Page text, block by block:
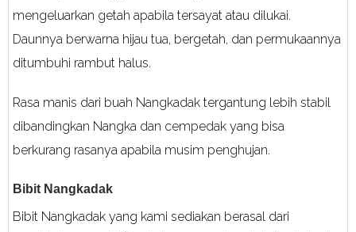
mengeluarkan getah apabila tersayat atau dilukai.
Daunnya berwarna hijau tua, bergetah, dan permukaannya
ditumbuhi rambut halus.
Rasa manis dari buah Nangkadak tergantung lebih stabil
dibandingkan Nangka dan cempedak yang bisa
berkurang rasanya apabila musim penghujan.
Bibit Nangkadak
Bibit Nangkadak yang kami sediakan berasal dari